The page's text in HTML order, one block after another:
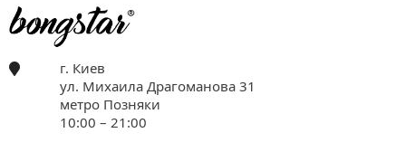
г. Киев
ул. Михаила Драгоманова 31
метро Позняки
10:00 – 21:00